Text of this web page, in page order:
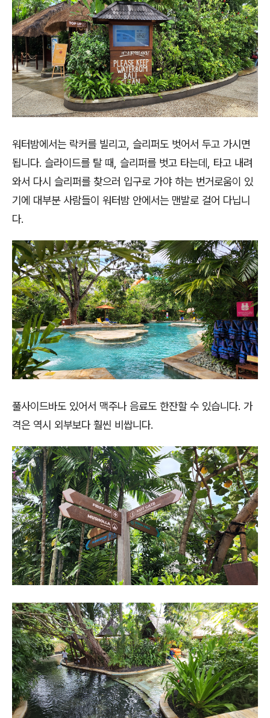
워터밤에서는 락커를 빌리고, 슬리퍼도 벗어서 두고 가시면
됩니다. 슬라이드를 탈 때, 슬리퍼를 벗고 타는데, 타고 내려
와서 다시 슬리퍼를 찾으러 입구로 가야 하는 번거로움이 있
기에 대부분 사람들이 워터밤 안에서는 맨발로 걸어 다닙니
다.
풀사이드바도 있어서 맥주나 음료도 한잔할 수 있습니다. 가
격은 역시 외부보다 훨씬 비쌉니다.